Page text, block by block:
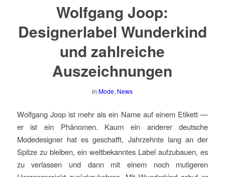
Wolfgang Joop:
Designerlabel Wunderkind
und zahlreiche
Auszeichnungen
in Mode, News
Wolfgang Joop ist mehr als ein Name auf einem Etikett —
er ist ein Phänomen. Kaum ein anderer deutsche
Modedesigner hat es geschafft, Jahrzehnte lang an der
Spitze zu bleiben, ein weltbekanntes Label aufzubauen, es
zu verlassen und dann mit einem noch mutigeren